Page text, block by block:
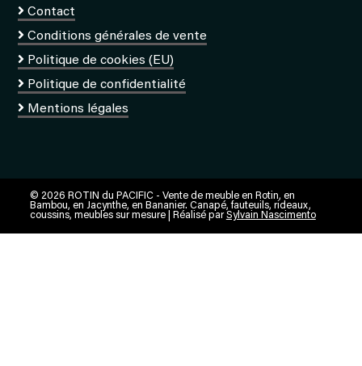
Contact
Conditions générales de vente
Politique de cookies (EU)
Politique de confidentialité
Mentions légales
© 2026 ROTIN du PACIFIC - Vente de meuble en Rotin, en
Bambou, en Jacynthe, en Bananier. Canapé, fauteuils, rideaux,
coussins, meubles sur mesure | Réalisé parSylvain Nascimento